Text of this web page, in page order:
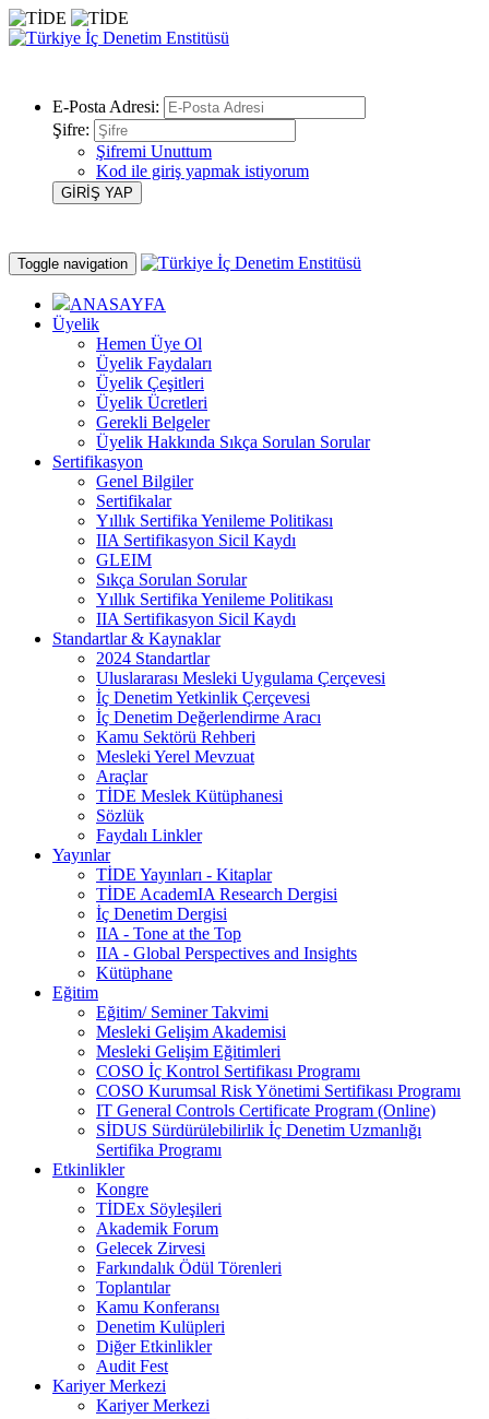
E-Posta Adresi:
Şifre:
Şifremi Unuttum
Kod ile giriş yapmak istiyorum
Toggle navigation
ANASAYFA
Üyelik
Hemen Üye Ol
Üyelik Faydaları
Üyelik Çeşitleri
Üyelik Ücretleri
Gerekli Belgeler
Üyelik Hakkında Sıkça Sorulan Sorular
Sertifikasyon
Genel Bilgiler
Sertifikalar
Yıllık Sertifika Yenileme Politikası
IIA Sertifikasyon Sicil Kaydı
GLEIM
Sıkça Sorulan Sorular
Yıllık Sertifika Yenileme Politikası
IIA Sertifikasyon Sicil Kaydı
Standartlar & Kaynaklar
2024 Standartlar
Uluslararası Mesleki Uygulama Çerçevesi
İç Denetim Yetkinlik Çerçevesi
İç Denetim Değerlendirme Aracı
Kamu Sektörü Rehberi
Mesleki Yerel Mevzuat
Araçlar
TİDE Meslek Kütüphanesi
Sözlük
Faydalı Linkler
Yayınlar
TİDE Yayınları - Kitaplar
TİDE AcademIA Research Dergisi
İç Denetim Dergisi
IIA - Tone at the Top
IIA - Global Perspectives and Insights
Kütüphane
Eğitim
Eğitim/ Seminer Takvimi
Mesleki Gelişim Akademisi
Mesleki Gelişim Eğitimleri
COSO İç Kontrol Sertifikası Programı
COSO Kurumsal Risk Yönetimi Sertifikası Programı
IT General Controls Certificate Program (Online)
SİDUS Sürdürülebilirlik İç Denetim Uzmanlığı
Sertifika Programı
Etkinlikler
Kongre
TİDEx Söyleşileri
Akademik Forum
Gelecek Zirvesi
Farkındalık Ödül Törenleri
Toplantılar
Kamu Konferansı
Denetim Kulüpleri
Diğer Etkinlikler
Audit Fest
Kariyer Merkezi
Kariyer Merkezi